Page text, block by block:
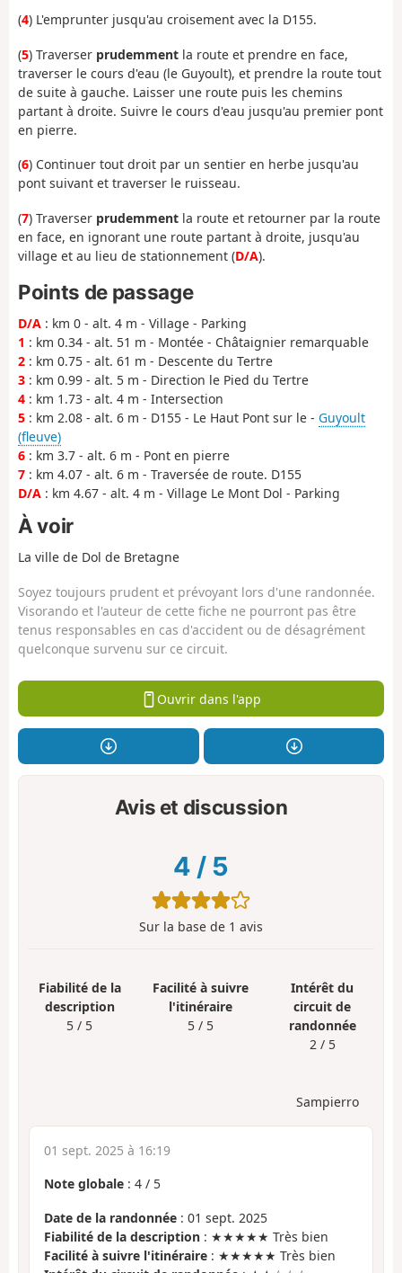
(4) L'emprunter jusqu'au croisement avec la D155.
(5) Traverser prudemment la route et prendre en face,
traverser le cours d'eau (le Guyoult), et prendre la route tout
de suite à gauche. Laisser une route puis les chemins
partant à droite. Suivre le cours d'eau jusqu'au premier pont
en pierre.
(6) Continuer tout droit par un sentier en herbe jusqu'au
pont suivant et traverser le ruisseau.
(7) Traverser prudemment la route et retourner par la route
en face, en ignorant une route partant à droite, jusqu'au
village et au lieu de stationnement (D/A).
Points de passage
D/A : km 0 - alt. 4 m - Village - Parking
1 : km 0.34 - alt. 51 m - Montée - Châtaignier remarquable
2 : km 0.75 - alt. 61 m - Descente du Tertre
3 : km 0.99 - alt. 5 m - Direction le Pied du Tertre
4 : km 1.73 - alt. 4 m - Intersection
5 : km 2.08 - alt. 6 m - D155 - Le Haut Pont sur le - Guyoult
(fleuve)
6 : km 3.7 - alt. 6 m - Pont en pierre
7 : km 4.07 - alt. 6 m - Traversée de route. D155
D/A : km 4.67 - alt. 4 m - Village Le Mont Dol - Parking
À voir
La ville de Dol de Bretagne
Soyez toujours prudent et prévoyant lors d'une randonnée.
Visorando et l'auteur de cette fiche ne pourront pas être
tenus responsables en cas d'accident ou de désagrément
quelconque survenu sur ce circuit.
Ouvrir dans l'app
Avis et discussion
4 / 5
Sur la base de 1 avis
Fiabilité de la
description
5 / 5
Facilité à suivre
l'itinéraire
5 / 5
Intérêt du
circuit de
randonnée
2 / 5
Sampierro
01 sept. 2025 à 16:19
Note globale : 4 / 5
Date de la randonnée : 01 sept. 2025
Fiabilité de la description : ★★★★★ Très bien
Facilité à suivre l'itinéraire : ★★★★★ Très bien